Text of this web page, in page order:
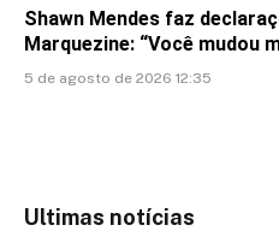
Shawn Mendes faz
Marquezine: “Você mudou
5 de agosto de 2026 12:35
Ultimas notícias